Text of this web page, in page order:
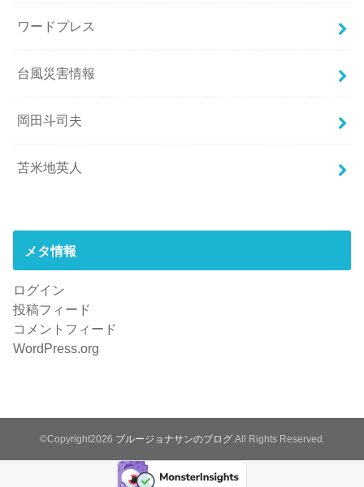
ワードプレス
台風災害情報
岡田斗司夫
苫米地英人
メタ情報
ログイン
投稿フィード
コメントフィード
WordPress.org
©Copyright2026 ブルージョナサンのブログ.All Rights Reserved.